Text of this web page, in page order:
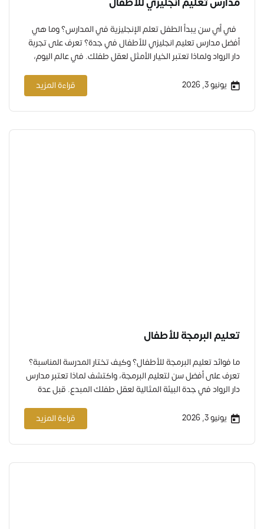
في أي سن يبدأ الطفل تعلم الإنجليزية في المدارس؟ وما هي
أفضل مدارس تعليم انجليزي للأطفال في جدة؟ تعرف على تجربة
دار الرواد ولماذا تعتبر الخيار الأمثل لعقل طفلك. في عالم اليوم،
أصبحت مفتاحاً أساسياً لدخول الجامعات العالمية، والحصول على
يونيو 3, 2026 قراءة المزيد
تعليم البرمجة للأطفال
ما فوائد تعليم البرمجة للأطفال؟ وكيف تختار المدرسة المناسبة؟
تعرف على أفضل سن لتعليم البرمجة، واكتشف لماذا تعتبر مدارس
دار الرواد في جدة البيئة المثالية لعقل طفلك المبدع. قبل عدة
أما اليوم، فهي لغة العصر التي يفترض أن يتقنها الجميع، مثل
يونيو 3, 2026 قراءة المزيد